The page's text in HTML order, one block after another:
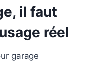
il faut
réel
garage